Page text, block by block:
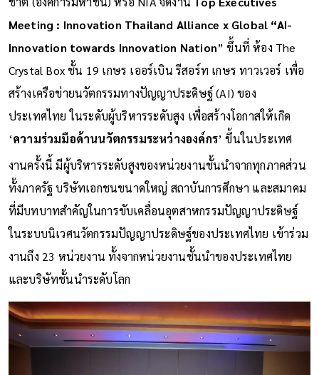
Meeting : Innovation Thailand Alliance x Global “AI-
Innovation towards Innovation Nation” ขึ้นที่ ห้อง The
Crystal Box ชั้น 19 เกษร เออร์เบิน รีสอร์ท เกษร ทาวเวอร์ เพื่อ
สร้างเครือข่ายนวัตกรรมทางปัญญาประดิษฐ์ (AI) ของ
ประเทศไทย ในระดับผู้บริหารระดับสูง เพื่อสร้างโอกาสให้เกิด
‘ความร่วมมือด้านนวัตกรรมระหว่างองค์กร’ ขึ้นในประเทศ
งานครั้งนี้ มีผู้บริหารระดับสูงของหน่วยงานชั้นนำจากทุกภาคส่วน
ทั้งภาครัฐ บริษัทเอกชนขนาดใหญ่ สถาบันการศึกษา และสมาคม
ที่มีบทบาทสำคัญในการขับเคลื่อนอุตสาหกรรมปัญญาประดิษฐ์
ในระบบนิเวศนวัตกรรมปัญญาประดิษฐ์ของประเทศไทย เข้าร่วม
งานถึง 23 หน่วยงาน ทั้งจากหน่วยงานชั้นนำของประเทศไทย
และบริษัทชั้นนำระดับโลก